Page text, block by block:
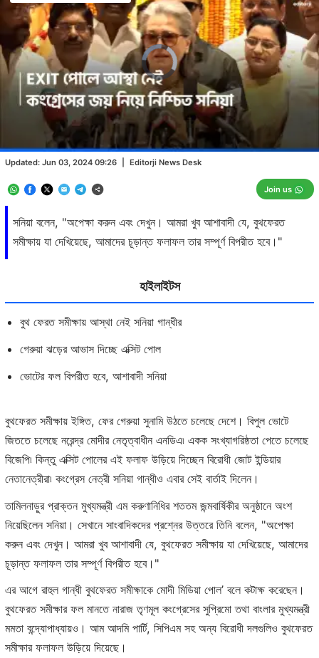
সনিয়া বলেন, "অপেক্ষা করুন এবং দেখুন। আমরা খুব আশাবাদী যে, বুথফেরত
সমীক্ষায় যা দেখিয়েছে, আমাদের চূড়ান্ত ফলাফল তার সম্পূর্ণ বিপরীত হবে।"
Updated: Jun 03, 2024 09:26 Editorji News Desk
Join us
Video
Player
is
loading.
হাইলাইটস
বুথ ফেরত সমীক্ষায় আস্থা নেই সনিয়া গান্ধীর
গেরুয়া ঝড়ের আভাস দিচ্ছে এক্সিট পোল
ভোটের ফল বিপরীত হবে, আশাবাদী সনিয়া
বুথফেরত সমীক্ষায় ইঙ্গিত, ফের গেরুয়া সুনামি উঠতে চলেছে দেশে। বিপুল ভোটে
জিততে চলেছে নরেন্দ্র মোদীর নেতৃত্বাধীন এনডিএ৷ একক সংখ্যাগরিষ্ঠতা পেতে চলেছে
বিজেপি৷ কিন্তু এক্সিট পোলের এই ফলাফ উড়িয়ে দিচ্ছেন বিরোধী জোট ইন্ডিয়ার
নেতানেত্রীরা৷ কংগ্রেস নেত্রী সনিয়া গান্ধীও এবার সেই বার্তাই দিলেন।
তামিলনাড়ুর প্রাক্তন মুখ্যমন্ত্রী এম করুণানিধির শততম জন্মবার্ষিকীর অনুষ্ঠানে অংশ
নিয়েছিলেন সনিয়া। সেখানে সাংবাদিকদের প্রশ্নের উত্তরে তিনি বলেন, "অপেক্ষা
করুন এবং দেখুন। আমরা খুব আশাবাদী যে, বুথফেরত সমীক্ষায় যা দেখিয়েছে, আমাদের
চূড়ান্ত ফলাফল তার সম্পূর্ণ বিপরীত হবে।"
এর আগে রাহুল গান্ধী বুথফেরত সমীক্ষাকে মোদী মিডিয়া পোল’ বলে কটাক্ষ করেছেন।
বুথফেরত সমীক্ষার ফল মানতে নারাজ তৃণমূল কংগ্রেসের সুপ্রিমো তথা বাংলার মুখ্যমন্ত্রী
মমতা বন্দ্যোপাধ্যায়ও। আম আদমি পার্টি, সিপিএম সহ অন্য বিরোধী দলগুলিও বুথফেরত
সমীক্ষার ফলাফল উড়িয়ে দিয়েছে।